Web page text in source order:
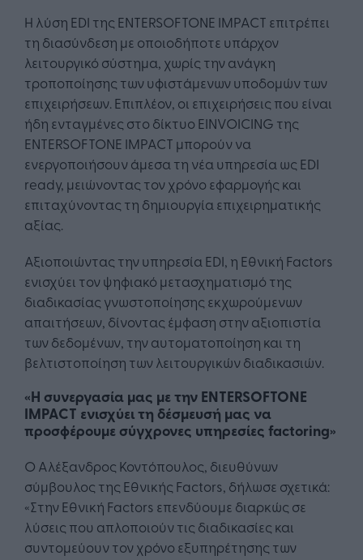
Η λύση EDI της ENTERSOFTONE IMPACT επιτρέπει
τη διασύνδεση με οποιοδήποτε υπάρχον
λειτουργικό σύστημα, χωρίς την ανάγκη
τροποποίησης των υφιστάμενων υποδομών των
επιχειρήσεων. Επιπλέον, οι επιχειρήσεις που είναι
ήδη ενταγμένες στο δίκτυο EINVOICING της
ENTERSOFTONE IMPACT μπορούν να
ενεργοποιήσουν άμεσα τη νέα υπηρεσία ως EDI
ready, μειώνοντας τον χρόνο εφαρμογής και
επιταχύνοντας τη δημιουργία επιχειρηματικής
αξίας.
Αξιοποιώντας την υπηρεσία EDI, η Εθνική Factors
ενισχύει τον ψηφιακό μετασχηματισμό της
διαδικασίας γνωστοποίησης εκχωρούμενων
απαιτήσεων, δίνοντας έμφαση στην αξιοπιστία
των δεδομένων, την αυτοματοποίηση και τη
βελτιστοποίηση των λειτουργικών διαδικασιών.
«Η συνεργασία μας με την ENTERSOFTONE
IMPACT ενισχύει τη δέσμευσή μας να
προσφέρουμε σύγχρονες υπηρεσίες factoring»
O Αλέξανδρος Κοντόπουλος, διευθύνων
σύμβουλος της Εθνικής Factors, δήλωσε σχετικά:
«Στην Εθνική Factors επενδύουμε διαρκώς σε
λύσεις που απλοποιούν τις διαδικασίες και
συντομεύουν τον χρόνο εξυπηρέτησης των